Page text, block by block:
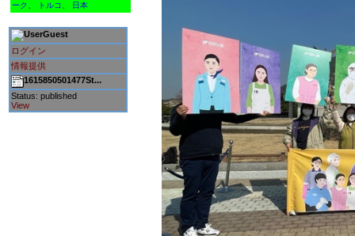
ーク
トルコ 日本
Guest
ログイン
情報提供
1615850501477St...
Status: published
View